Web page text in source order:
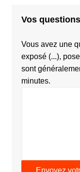
Vos questions
Vous avez une
exposé (...),
sont
minutes.